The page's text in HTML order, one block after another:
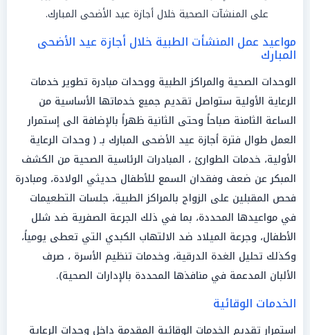
على المنشآت الصحية خلال أجازة عيد الأضحى المبارك.
مواعيد عمل المنشأت الطبية خلال أجازة عيد الأضحى
المبارك
الوحدات الصحية والمراكز الطبية ووحدات مبادرة تطوير خدمات
الرعاية الأولية ستواصل تقديم جميع خدماتها الأساسية من
الساعة الثامنة صباحاً وحتى الثانية ظهراً بالإضافة الى إستمرار
العمل طوال فترة أجازة عيد الأضحى المبارك بـ ( وحدات الرعاية
الأولية، خدمات الطوارئ ، المبادرات الرئاسية الصحية من الكشف
المبكر عن ضعف وفقدان السمع للأطفال حديثي الولادة، ومبادرة
فحص المقبلين على الزواج بالمراكز الطبية، جلسات التطعيمات
في مواعيدها المحددة، بما في ذلك الجرعة الصفرية ضد شلل
الأطفال، وجرعة الميلاد ضد الالتهاب الكبدي التي تعطى يومياً،
وكذلك تحليل الغدة الدرقية، وخدمات تنظيم الأسرة ، صرف
الألبان المدعمة في منافذها المحددة بالإدارات الصحية).
الخدمات الوقائية
استمرار تقديم الخدمات الوقائية المقدمة داخل وحدات الرعاية